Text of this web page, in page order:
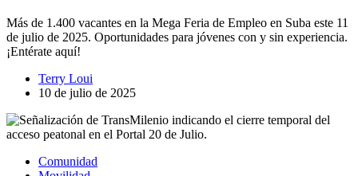
Más de 1.400 vacantes en la Mega Feria de Empleo en Suba este 11
de julio de 2025. Oportunidades para jóvenes con y sin experiencia.
¡Entérate aquí!
Terry Loui
10 de julio de 2025
Comunidad